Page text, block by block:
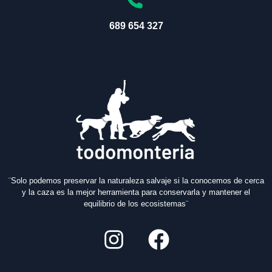
689 654 327
¨Solo podemos preservar la naturaleza salvaje si la conocemos de cerca
y la caza es la mejor herramienta para conservarla y mantener el
equilibrio de los ecosistemas¨